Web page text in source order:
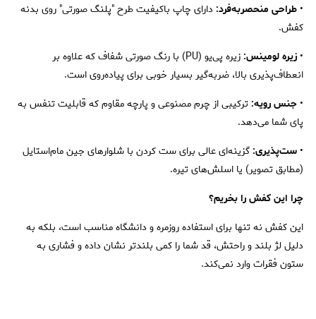
• طراحی منحصربه‌فرد: دارای چاپ باکیفیت طرح "پلنگ صورتی" روی بدنه
کفش.
• زیره لومینس:
زیره پی‌یو (PU) با رنگ صورتی شفاف که علاوه بر
انعطاف‌پذیری بالا، ضربه‌گیر بسیار خوبی برای پیاده‌روی است.
• جنس رویه: ترکیبی از چرم مصنوعی و پارچه مقاوم که قابلیت تنفس به
پای شما می‌دهد.
• ست‌پذیری: گزینه‌ای عالی برای ست کردن با شلوارهای جین مام‌استایل
(مطابق تصویر) یا اسلش‌های تیره.
چرا این کفش را بخریم؟
این کفش نه تنها برای استفاده روزمره و دانشگاه مناسب است، بلکه به
دلیل لژ بلند و راحتش، قد شما را کمی بلندتر نشان داده و فشاری به
ستون فقرات وارد نمی‌کند.